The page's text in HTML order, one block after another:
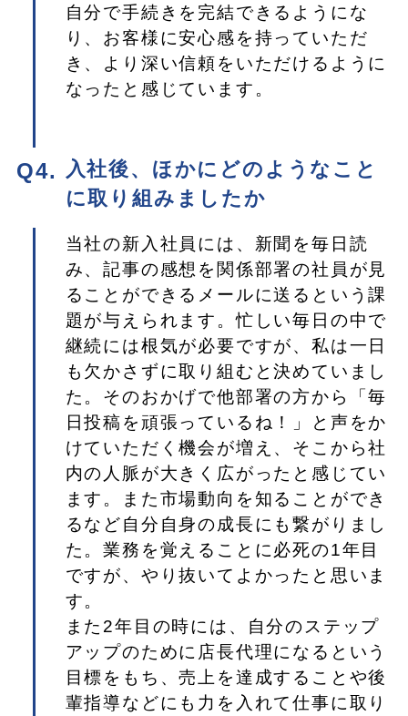
自分で手続きを完結できるようにな
り、お客様に安心感を持っていただ
き、より深い信頼をいただけるように
なったと感じています。
入社後、ほかにどのようなこと
に取り組みましたか
当社の新入社員には、新聞を毎日読
み、記事の感想を関係部署の社員が見
ることができるメールに送るという課
題が与えられます。忙しい毎日の中で
継続には根気が必要ですが、私は一日
も欠かさずに取り組むと決めていまし
た。そのおかげで他部署の方から「毎
日投稿を頑張っているね！」と声をか
けていただく機会が増え、そこから社
内の人脈が大きく広がったと感じてい
ます。また市場動向を知ることができ
るなど自分自身の成長にも繋がりまし
た。業務を覚えることに必死の1年目
ですが、やり抜いてよかったと思いま
す。
また2年目の時には、自分のステップ
アップのために店長代理になるという
目標をもち、売上を達成することや後
輩指導などにも力を入れて仕事に取り